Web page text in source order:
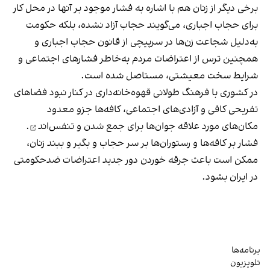
برخی دیگر از زنان هم با اشاره به فشار موجود بر آنها در محل کار
برای حجاب اجباری، می‌گویند حجاب آزاد نشده، بلکه حکومت
به‌دلیل شجاعت زن‌ها در سرپیچی از قانون حجاب اجباری و
همچنین ترس از اعتراضات مردم به‌خاطر فشارهای اجتماعی و
شرایط سخت معیشتی، مستاصل شده است.
در کشوری با فرهنگ طولانی قهوه‌‌خانه‌داری در کنار نبود فضاهای
تفریحی کافی و آزادی‌های اجتماعی، کافه‌ها جزو معدود
مکان‌های مورد علاقه جوان‌ها برای جمع شدن و تنفس‌اند
.
فشار بر کافه‌ها و رستوران‌ها بر سر حجاب و بگیر و ببند زنان،
ممکن است باعث جرقه خوردن دور جدید اعتراضات ضدحکومتی
در ایران بشود.
برنامه‌ها
تلویزیون